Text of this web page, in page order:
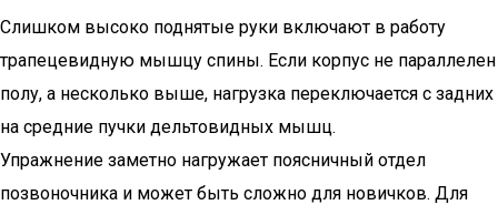
Слишком высоко поднятые руки включают в работу
трапецевидную мышцу спины. Если корпус не параллелен
полу, а несколько выше, нагрузка переключается с задних
на средние пучки дельтовидных мышц.
Упражнение заметно нагружает поясничный отдел
позвоночника и может быть сложно для новичков. Для